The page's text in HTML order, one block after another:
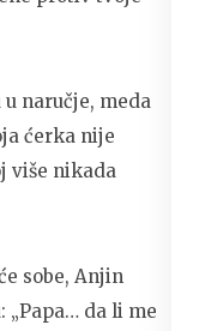
naručje, meda
ćerka nije
više nikada
sobe, Anjin
„Papa… da li me